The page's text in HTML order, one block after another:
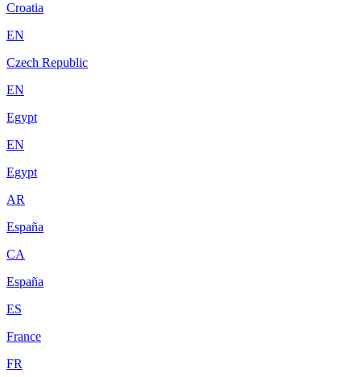
Croatia
EN
Czech Republic
EN
Egypt
EN
Egypt
AR
España
CA
España
ES
France
FR